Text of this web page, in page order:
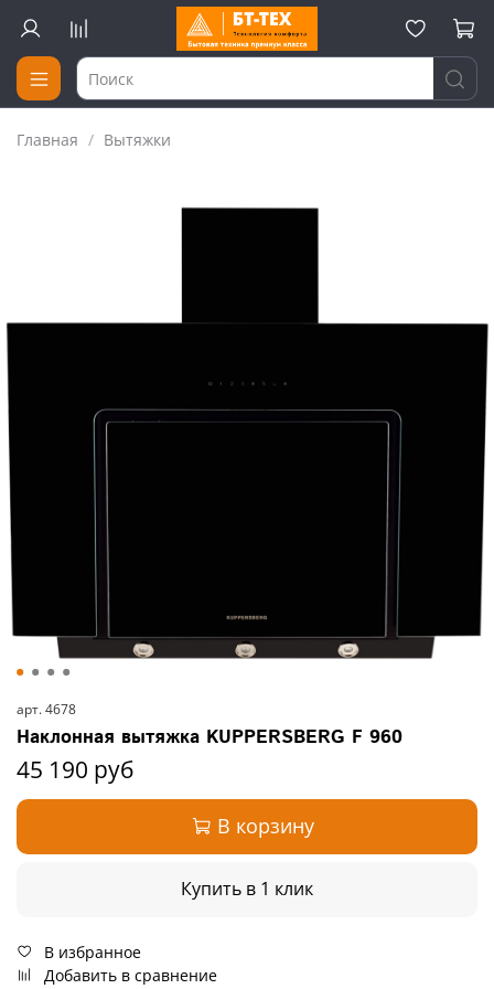
Главная Вытяжки
арт. 4678
Наклонная вытяжка KUPPERSBERG F 960
45 190 руб
В корзину
Купить в 1 клик
В избранное
Добавить в сравнение